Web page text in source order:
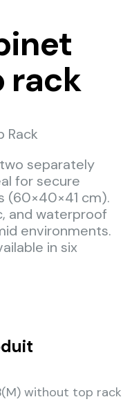
rack
Rack
separately
for secure
(60×40×41 cm).
and waterproof
environments.
in six
without top rack